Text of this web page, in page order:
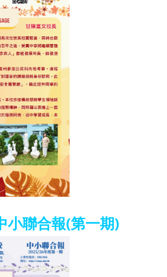
小聯合報(第一期)